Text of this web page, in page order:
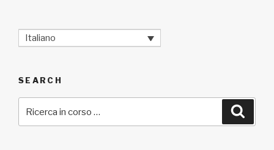
Italiano
SEARCH